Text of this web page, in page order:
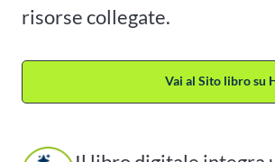
risorse collegate.
Vai al Sito libro su